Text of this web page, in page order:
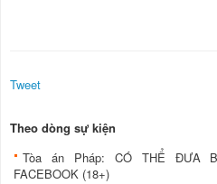
Tweet
Theo dòng sự kiện
Tòa án Pháp: CÓ THỂ ĐƯA
FACEBOOK (18+)